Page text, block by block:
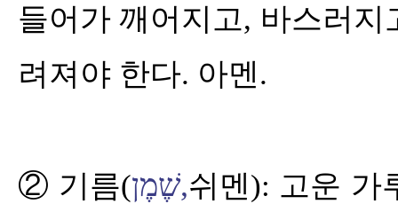
들어가 깨어지고, 바스러지
려져야 한다. 아멘.
② 기름(שֶׁמֶן,쉬멘): 고운 가